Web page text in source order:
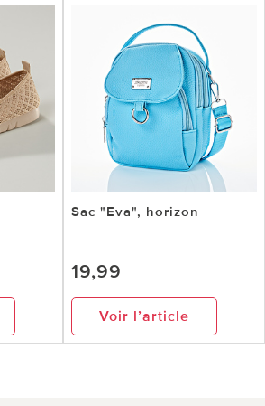
Sac "Eva", horizon
19,99
Voir l’article